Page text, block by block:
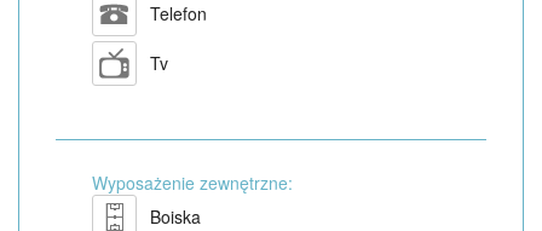
Telefon
Tv
Wyposażenie zewnętrzne:
Boiska